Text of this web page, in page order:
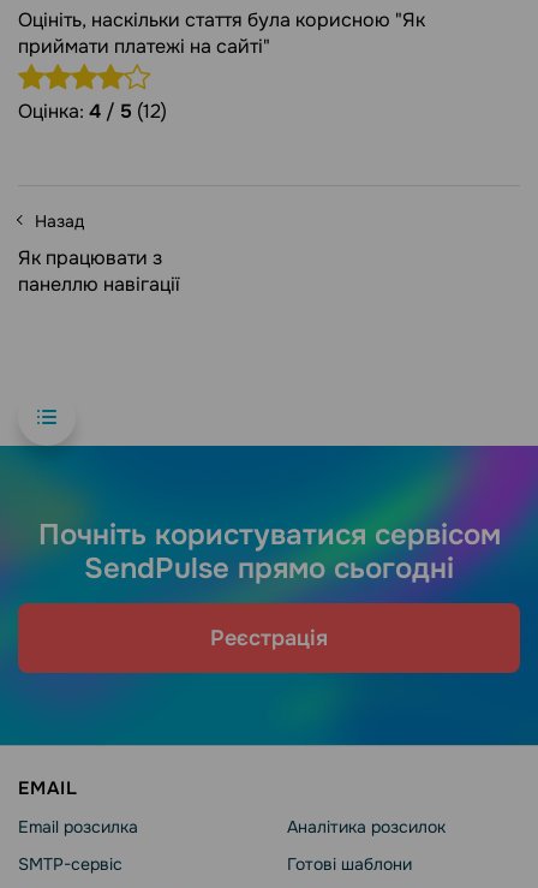
Оцініть, наскільки стаття була корисною "Як
приймати платежі на сайті"
Оцінка: 4 / 5 (12)
Назад
Як працювати з
панеллю навігації
Почніть користуватися сервісом
SendPulse прямо сьогодні
Реєстрація
EMAIL
Email розсилка
SMTP-сервіс
Аналітика розсилок
Готові шаблони